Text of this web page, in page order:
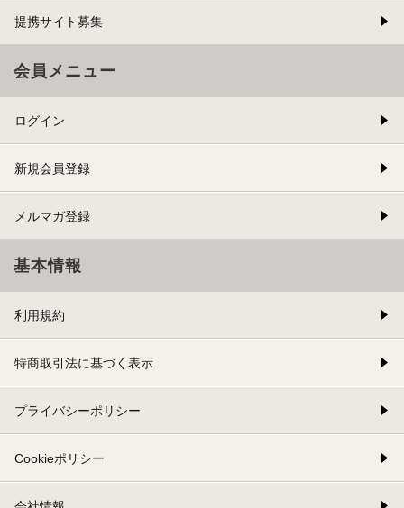
提携サイト募集
会員メニュー
ログイン
新規会員登録
メルマガ登録
基本情報
利用規約
特商取引法に基づく表示
プライバシーポリシー
Cookieポリシー